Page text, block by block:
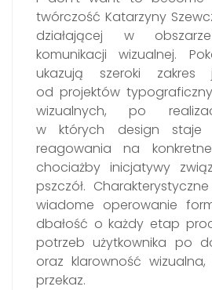
twórczość Katarzyny
działającej w
komunikacji wizualnej.
ukazują szeroki zakres
od projektów
wizualnych, po
w których design staje
reagowania na
chociażby inicjatywy
pszczół.
wiadome operowanie
dbałość o każdy etap
potrzeb użytkownika po
oraz klarowność
przekaz.